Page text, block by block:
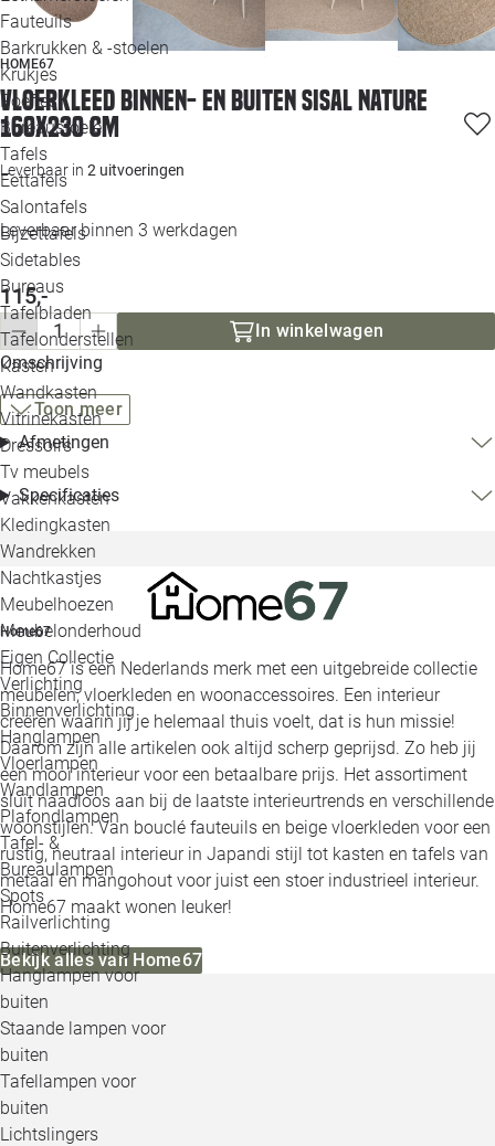
Fauteuils
Barkrukken & -stoelen
Krukjes
Poefjes
Bureaustoelen
Tafels
Eettafels
Salontafels
Bijzettafels
Sidetables
Bureaus
Tafelbladen
Tafelonderstellen
Kasten
Wandkasten
Vitrinekasten
Dressoirs
Tv meubels
Vakkenkasten
Kledingkasten
Wandrekken
Nachtkastjes
Meubelhoezen
Meubelonderhoud
Eigen Collectie
Verlichting
Binnenverlichting
Hanglampen
Vloerlampen
Wandlampen
Plafondlampen
Tafel- &
Bureaulampen
Spots
Railverlichting
Buitenverlichting
Hanglampen voor
buiten
Staande lampen voor
buiten
Tafellampen voor
buiten
Lichtslingers
HOME67
Vloerkleed binnen- en Buiten Sisal nature
160x230 cm
Leverbaar in 2 uitvoeringen
Leverbaar binnen 3 werkdagen
115,-
In winkelwagen
Omschrijving
Toon meer
Afmetingen
Specificaties
Home67
Home67 is een Nederlands merk met een uitgebreide collectie
meubelen, vloerkleden en woonaccessoires. Een interieur
creëren waarin jij je helemaal thuis voelt, dat is hun missie!
Daarom zijn alle artikelen ook altijd scherp geprijsd. Zo heb jij
een mooi interieur voor een betaalbare prijs. Het assortiment
sluit naadloos aan bij de laatste interieurtrends en verschillende
woonstijlen. Van bouclé fauteuils en beige vloerkleden voor een
rustig, neutraal interieur in Japandi stijl tot kasten en tafels van
metaal en mangohout voor juist een stoer industrieel interieur.
Home67 maakt wonen leuker!
Bekijk alles van Home67